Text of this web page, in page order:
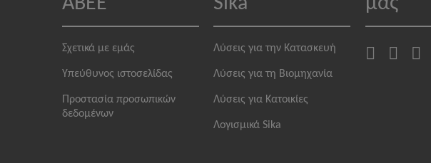
Σχετικά με εμάς
Υπεύθυνος ιστοσελίδας
Προστασία προσωπικών
δεδομένων
Λύσεις για την Κατασκευή
Λύσεις για τη Βιομηχανία
Λύσεις για Κατοικίες
Λογισμικά Sika